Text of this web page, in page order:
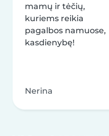
mamų ir tėčių,
kuriems reikia
pagalbos namuose,
kasdienybę!
Nerina